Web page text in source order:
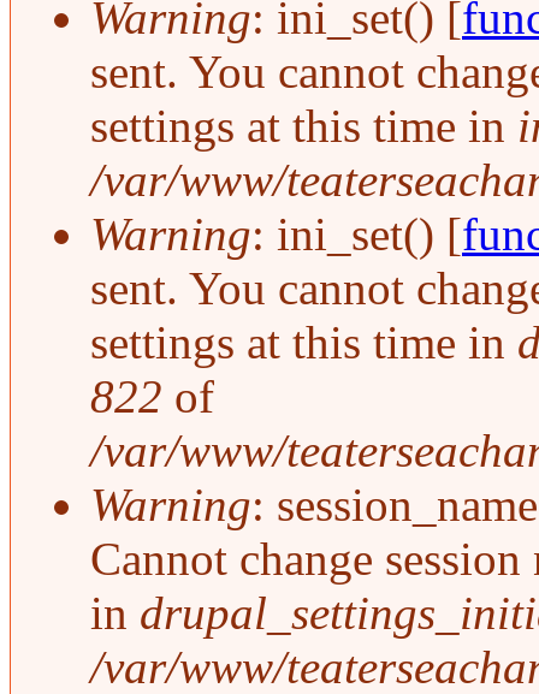
Warning: ini_set() [
sent. You cannot
settings at this time in
/var/www/
Warning: ini_set() [
sent. You cannot
settings at this time in
822 of
/var/www/
Warning:
Cannot change
in
/var/www/